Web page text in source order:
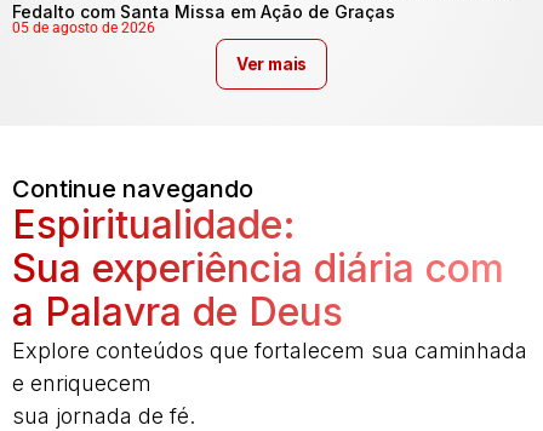
Fedalto com Santa Missa em Ação de Graças
05 de agosto de 2026
Ver mais
Continue navegando
Espiritualidade:
Sua experiência diária com
a Palavra de Deus
Explore conteúdos que fortalecem sua caminhada
e enriquecem
sua jornada de fé.